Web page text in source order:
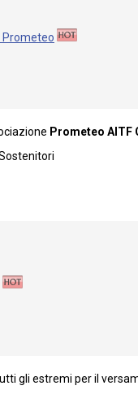
Prometeo
Prometeo AITF
gli estremi per il